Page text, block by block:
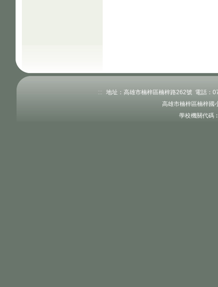
:::
地址：高雄市楠梓區楠梓路262號 電話：
高雄市楠梓區楠梓國
學校機關代碼